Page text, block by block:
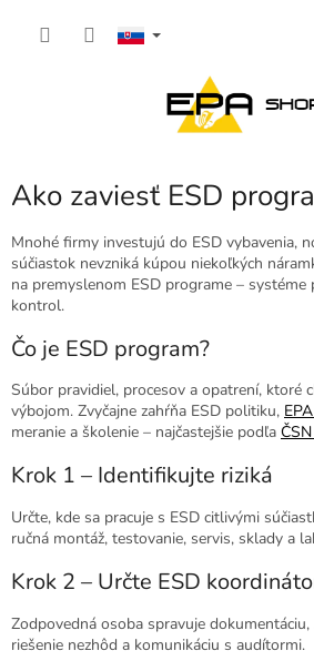
Ako zaviesť ESD
Mnohé firmy investujú do ESD vybavenia,
súčiastok nevzniká kúpou niekoľkých
na premyslenom ESD programe – systéme
kontrol.
Čo je ESD program?
Súbor pravidiel, procesov a opatrení, ktoré
výbojom. Zvyčajne zahŕňa ESD politiku,
meranie a školenie – najčastejšie podľa
Krok 1 – Identifikujte riziká
Určte, kde sa pracuje s ESD citlivými
ručná montáž, testovanie, servis, sklady a
Krok 2 – Určte ESD
Zodpovedná osoba spravuje
riešenie nezhôd a komunikáciu s audítormi.